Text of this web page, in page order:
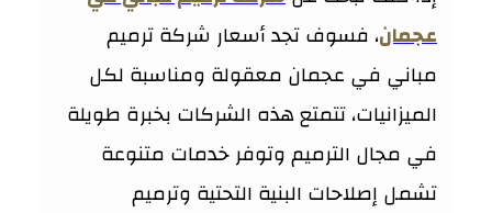
عجمان، فسوف تجد أسعار شركة ترميم
مباني في عجمان معقولة ومناسبة لكل
الميزانيات، تتمتع هذه الشركات بخبرة طويلة
في مجال الترميم وتوفر خدمات متنوعة
تشمل إصلاحات البنية التحتية وترميم